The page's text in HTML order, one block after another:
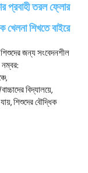
তরল ফ্লোর
খেলনা শিখতে বাইরে
জন্য সংবেদনশীল
বিদ্যালয়ে,
শিশুদের বৌদ্ধিক